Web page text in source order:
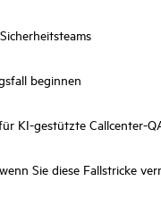
beginnen
KI-gestützte Callcenter-
Sie diese Fallstricke